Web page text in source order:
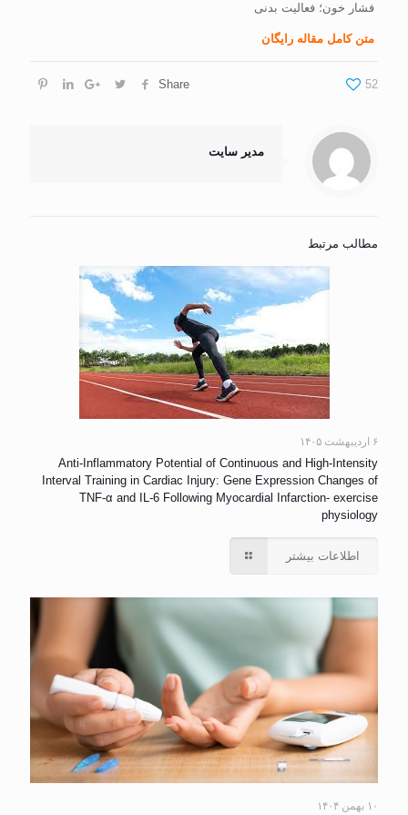
فشار خون؛ فعالیت بدنی
متن کامل مقاله رایگان
Share 52
مدیر سایت
مطالب مرتبط
۶ اردیبهشت ۱۴۰۵
Anti-Inflammatory Potential of Continuous and High-Intensity
Interval Training in Cardiac Injury: Gene Expression Changes of
TNF-α and IL-6 Following Myocardial Infarction- exercise
physiology
اطلاعات بیشتر
۱۰ بهمن ۱۴۰۴